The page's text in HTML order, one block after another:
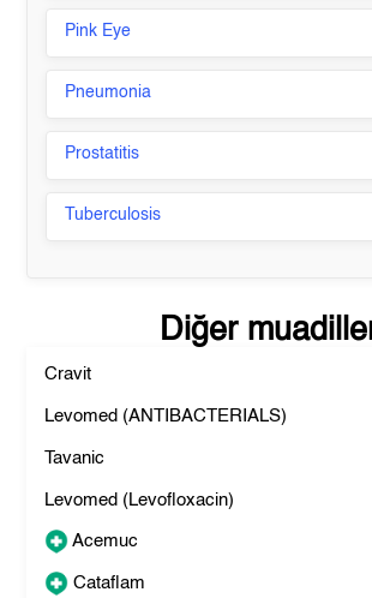
Pink Eye
Pneumonia
Prostatitis
Tuberculosis
Diğer
Cravit
Levomed (ANTIBACTERIALS)
Tavanic
Levomed (Levofloxacin)
Acemuc
Cataflam